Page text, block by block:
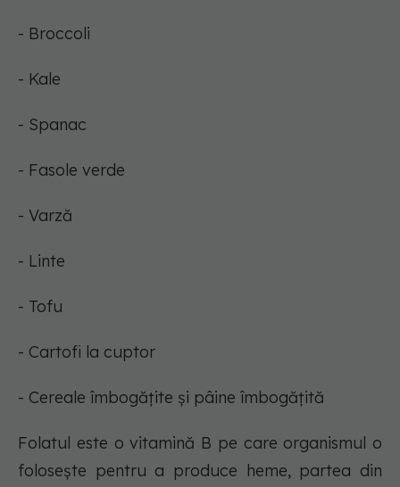
- Broccoli
- Kale
- Spanac
- Fasole verde
- Varză
- Linte
- Tofu
- Cartofi la cuptor
- Cereale îmbogățite și pâine îmbogățită
Folatul este o vitamină B pe care organismul o
folosește pentru a produce heme, partea din